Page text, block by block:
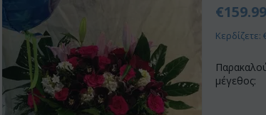
€159.99
Κερδίζετε:
μέγεθος: